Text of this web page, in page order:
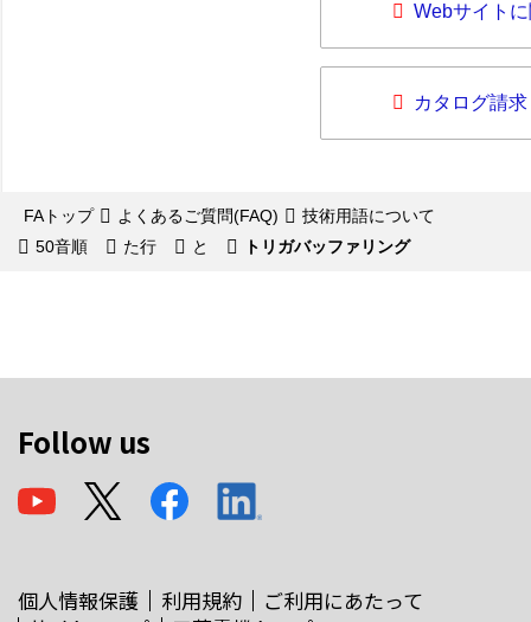
Webサイト
カタログ請求
FAトップ よくあるご質問(FAQ)
技術用語について
50音順
た行 と トリガバッファリング
Follow us
個人情報保護 利用規約
ご利用にあたって